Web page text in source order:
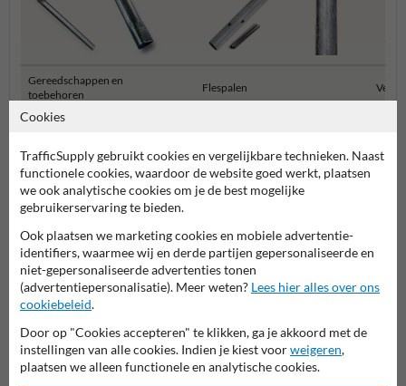
Gereedschappen en
toebehoren
Flespalen
Stel je vraag aan Scheepvaartbord.nl
Naam*
Cookies
TrafficSupply gebruikt cookies en vergelijkbare technieken. Naast
functionele cookies, waardoor de website goed werkt, plaatsen
we ook analytische cookies om je de best mogelijke
gebruikerservaring te bieden.
Ook plaatsen we marketing cookies en mobiele advertentie-
identifiers, waarmee wij en derde partijen gepersonaliseerde en
niet-gepersonaliseerde advertenties tonen
(advertentiepersonalisatie). Meer weten? Lees hier alles over ons
cookiebeleid.
Door op "Cookies accepteren" te klikken, ga je akkoord met de
instellingen van alle cookies. Indien je kiest voorweigeren,
plaatsen we alleen functionele en analytische cookies.